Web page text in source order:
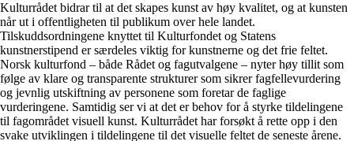
Kulturrådet bidrar til at det skapes kunst av høy kvalitet, og at kunsten
når ut i offentligheten til publikum over hele landet.
Tilskuddsordningene knyttet til Kulturfondet og Statens
kunstnerstipend er særdeles viktig for kunstnerne og det frie feltet.
Norsk kulturfond – både Rådet og fagutvalgene – nyter høy tillit som
følge av klare og transparente strukturer som sikrer fagfellevurdering
og jevnlig utskiftning av personene som foretar de faglige
vurderingene. Samtidig ser vi at det er behov for å styrke tildelingene
til fagområdet visuell kunst. Kulturrådet har forsøkt å rette opp i den
svake utviklingen i tildelingene til det visuelle feltet de seneste årene.